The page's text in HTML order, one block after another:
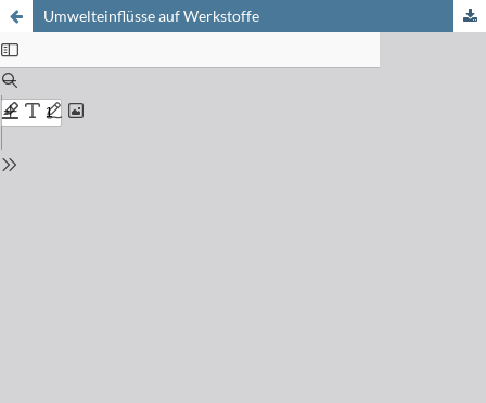
Umwelteinflüsse auf Werkstoffe